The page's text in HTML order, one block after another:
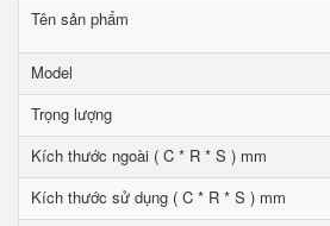
Tên sản phẩm
Model
Trọng lượng
Kích thước ngoài ( C * R * S ) mm
Kích thước sử dụng ( C * R * S ) mm